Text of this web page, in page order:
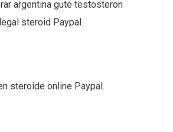
argentina gute testosteron
steroid Paypal.
steroide online Paypal.